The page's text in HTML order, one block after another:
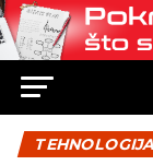
TEHNOLOGIJA